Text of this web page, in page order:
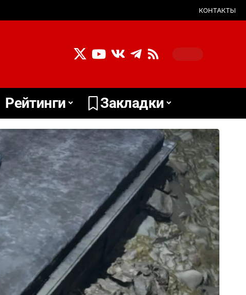
КОНТАКТЫ
Рейтинги Закладки